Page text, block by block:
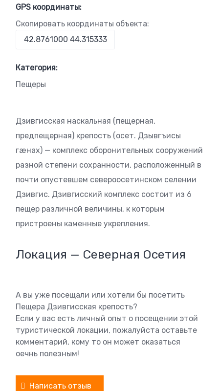
GPS координаты:
Скопировать координаты объекта:
Категория:
Пещеры
Дзивгисская наскальная (пещерная,
предпещерная) крепость (осет. Дзывгъисы
гæнах) — комплекс оборонительных сооружений
разной степени сохранности, расположенный в
почти опустевшем североосетинском селении
Дзивгис. Дзивгисский комплекс состоит из 6
пещер различной величины, к которым
пристроены каменные укрепления.
Локация — Северная Осетия
А вы уже посещали или хотели бы посетить
Пещера Дзивгисская крепость?
Если у вас есть личный опыт о посещении этой
туристической локации, пожалуйста оставьте
комментарий, кому то он может оказаться
оечнь полезным!
Написать отзыв